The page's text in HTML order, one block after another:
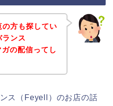
方も探してい
ランス
の配信ってし
ス（Feyell）のお店の話